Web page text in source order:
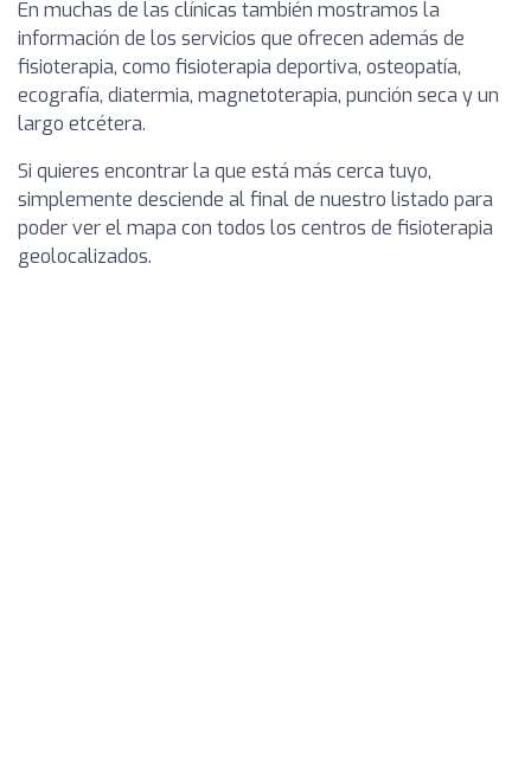
En muchas de las clínicas también mostramos la
información de los servicios que ofrecen además de
fisioterapia, como fisioterapia deportiva, osteopatía,
ecografía, diatermia, magnetoterapia, punción seca y un
largo etcétera.
Si quieres encontrar la que está más cerca tuyo,
simplemente desciende al final de nuestro listado para
poder ver el mapa con todos los centros de fisioterapia
geolocalizados.